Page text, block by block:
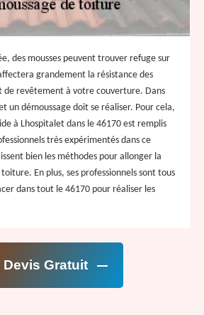
des mousses peuvent trouver refuge sur
grandement la résistance des
de revêtement à votre couverture. Dans
un démoussage doit se réaliser. Pour cela,
à Lhospitalet dans le 46170 est remplis
très expérimentés dans ce
bien les méthodes pour allonger la
En plus, ses professionnels sont tous
dans tout le 46170 pour réaliser les
Devis Gratuit